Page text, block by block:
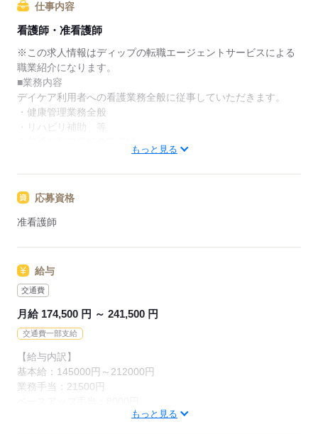
日本最大級の求人情報の中からぴったりな求人をご紹
介。
履歴書作成のアドバイスや面接日の調整だけでなく、
お給料、お休み、入職時期の交渉もサポートします。
【もちろん無料】
費用は一切かかりません。
仕事内容
看護師・准看護師
※この求人情報はディップの転職エージェントサービスによる
職業紹介になります。
■業務内容
デイケア利用者への看護業務全般に従事していただきます。
・健康管理業務全般
・リハビリ補助 等
＊定員：フィットネスデイケア／45名
＊デイケアセンターの他、訪問看護や居宅介護支援事業所など
＊利用者は壮年者が中心で、個別のリハビリがメインのデイケ
★おすすめポイント★
プライベートとの両立がしやすい勤務形態です。
メリハリをつけて働くことができます。
◎小倉リハビリテーション病院を中心に地域に誇れるリハビリ
テーション医療を展開されている法人です。
応募する
もっと見る
応募資格
准看護師
給与
交通費
月給 174,500 円 ～ 241,500 円
交通費一部支給
【給与内訳】
基本給：145000円～212000円
業務手当：21500円
※月給には上記手当を一律含みます
もっと見る